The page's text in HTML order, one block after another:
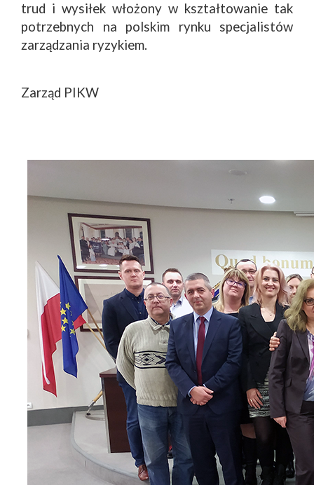
trud i wysiłek włożony w kształtowanie tak
potrzebnych na polskim rynku specjalistów
zarządzania ryzykiem.
Zarząd PIKW